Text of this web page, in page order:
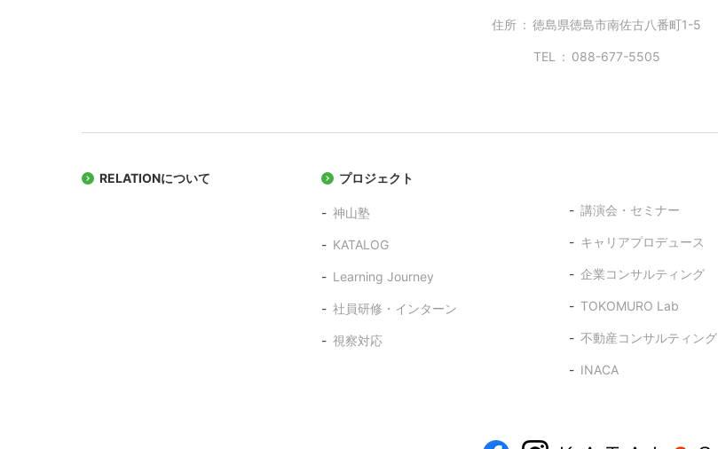
住所 徳島県徳島市南佐古八番町1-5
TEL 088-677-5505
RELATIONについて プロジェクト
神山塾
KATALOG
Learning Journey
社員研修・インターン
視察対応
講演会・セミナー
キャリアプロデュース
企業コンサルティング
TOKOMURO Lab
不動産コンサルティング
INACA